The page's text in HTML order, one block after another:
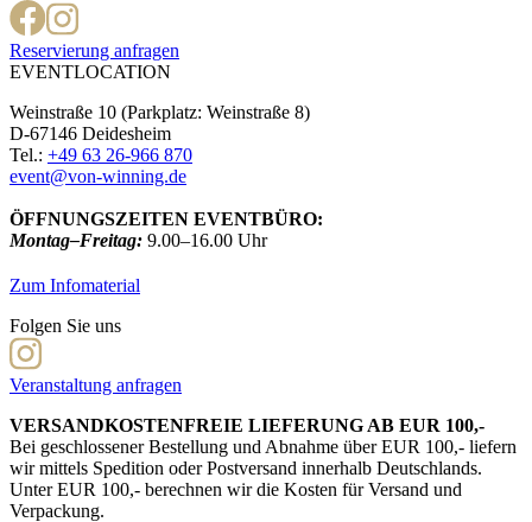
Reservierung anfragen
EVENTLOCATION
Weinstraße 10 (Parkplatz: Weinstraße 8)
D-67146 Deidesheim
Tel.: +49 63 26-966 870
event@von-winning.de
ÖFFNUNGSZEITEN EVENTBÜRO:
Montag–Freitag: 9.00–16.00 Uhr
Zum Infomaterial
Folgen Sie uns
Veranstaltung anfragen
VERSANDKOSTENFREIE LIEFERUNG AB EUR 100,-
Bei geschlossener Bestellung und Abnahme über EUR 100,- liefern
wir mittels Spedition oder Postversand innerhalb Deutschlands.
Unter EUR 100,- berechnen wir die Kosten für Versand und
Verpackung.